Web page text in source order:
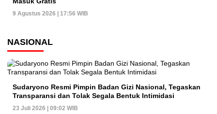
9 Agustus 2026 | 17:56 WIB
NASIONAL
Sudaryono Resmi Pimpin Badan Gizi Nasional, Tegaskan
Transparansi dan Tolak Segala Bentuk Intimidasi
23 Juli 2026 | 09:02 WIB